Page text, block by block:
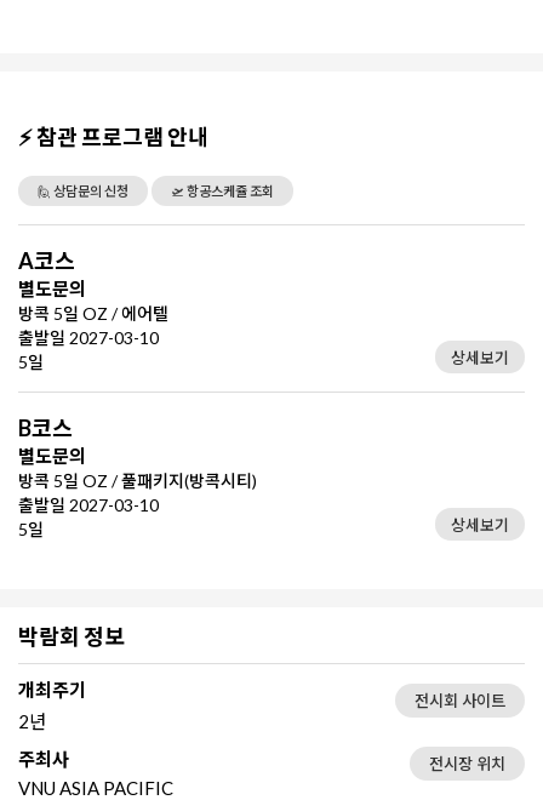
⚡ 참관 프로그램 안내
🙋 상담문의 신청 🛫 항공스케쥴 조회
A코스
별도문의
방콕 5일 OZ / 에어텔
출발일 2027-03-10
5일
상세보기
B코스
별도문의
방콕 5일 OZ / 풀패키지(방콕시티)
출발일 2027-03-10
5일
상세보기
박람회 정보
개최주기
2년
전시회 사이트
주최사
VNU ASIA PACIFIC
전시장 위치